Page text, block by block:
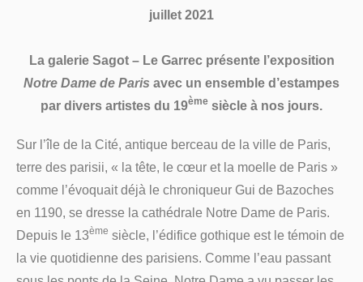
juillet 2021
La galerie Sagot – Le Garrec présente l’exposition
Notre Dame de Paris avec un ensemble d’estampes
par divers artistes du 19ème siècle à nos jours.
Sur l’île de la Cité, antique berceau de la ville de Paris,
terre des parisii, « la tête, le cœur et la moelle de Paris »
comme l’évoquait déjà le chroniqueur Gui de Bazoches
en 1190, se dresse la cathédrale Notre Dame de Paris.
Depuis le 13ème siècle, l’édifice gothique est le témoin de
la vie quotidienne des parisiens. Comme l’eau passant